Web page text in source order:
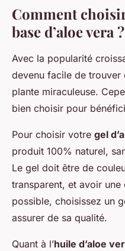
Comment
base d’aloe vera ?
Avec la popularité
devenu facile de trouver
plante miraculeuse.
bien choisir pour
Pour choisir votre gel
produit 100% naturel,
Le gel doit être de
transparent, et avoir une
possible, choisissez un
assurer de sa qualité.
Quant à l’huile d’aloe